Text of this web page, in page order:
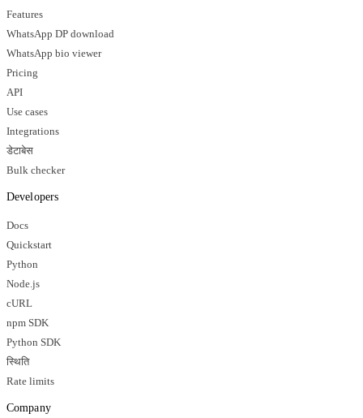
Features
WhatsApp DP download
WhatsApp bio viewer
Pricing
API
Use cases
Integrations
डेटाबेस
Bulk checker
Developers
Docs
Quickstart
Python
Node.js
cURL
npm SDK
Python SDK
स्थिति
Rate limits
Company